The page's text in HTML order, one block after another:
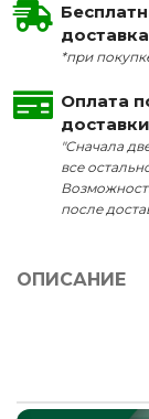
доставка
*при
Оплата
доставки
"Сначала
все
после
ОПИСАНИЕ